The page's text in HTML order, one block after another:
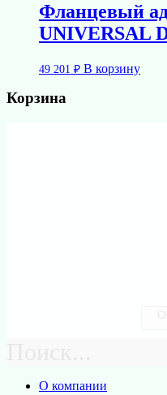
Фланцевый
UNIVERSAL
49 201 ₽ В корзину
Корзина
О компании